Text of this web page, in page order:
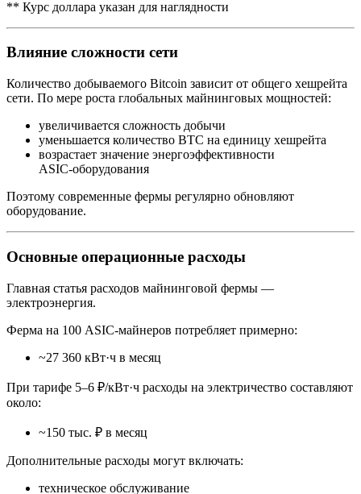
** Курс доллара указан для наглядности
Влияние сложности сети
Количество добываемого Bitcoin зависит от общего хешрейта
сети. По мере роста глобальных майнинговых мощностей:
увеличивается сложность добычи
уменьшается количество BTC на единицу хешрейта
возрастает значение энергоэффективности
ASIC‑оборудования
Поэтому современные фермы регулярно обновляют
оборудование.
Основные операционные расходы
Главная статья расходов майнинговой фермы —
электроэнергия.
Ферма на 100 ASIC‑майнеров потребляет примерно:
~27 360 кВт·ч в месяц
При тарифе 5–6 ₽/кВт·ч расходы на электричество составляют
около:
~150 тыс. ₽ в месяц
Дополнительные расходы могут включать:
техническое обслуживание